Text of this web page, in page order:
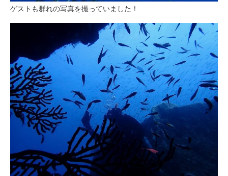
ゲストも群れの写真を撮っていました！